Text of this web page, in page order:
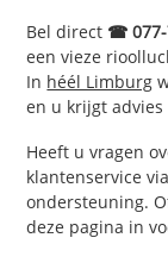
Bel direct ☎ 077-
een vieze
In héél Limburg
en u krijgt
Heeft u vragen
klantenservice via
ondersteuning.
deze pagina in